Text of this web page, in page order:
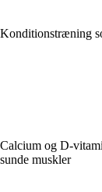
Konditionstræning
Calcium og D-
sunde muskler